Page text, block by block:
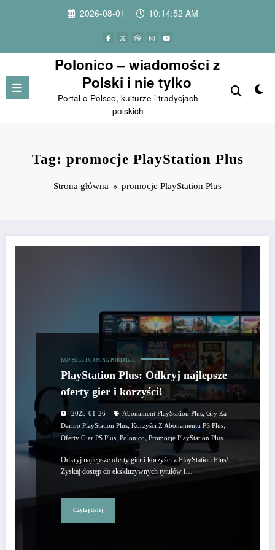
2026-08-01 10:14:52 AM
Polonico – wiadomości z
Polski i nie tylko
Portal o Polsce, kulturze i tradycjach
polskich
Tag: promocje PlayStation Plus
Strona główna promocje PlayStation Plus
KONSOLE I GAMING PORTABLE
PlayStation Plus: Odkryj najlepsze
oferty gier i korzyści!
2025-01-26 Abonament PlayStation Plus, Gry Za
Darmo PlayStation Plus, Korzyści Z Abonamentu PS Plus,
Oferty Gier PS Plus, Polonico, Promocje PlayStation Plus
Odkryj najlepsze oferty gier i korzyści z PlayStation Plus!
Zyskaj dostęp do ekskluzywnych tytułów i…
Czytaj dalej